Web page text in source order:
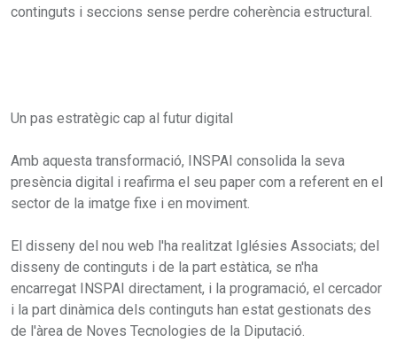
continguts i seccions sense perdre coherència estructural.
Un pas estratègic cap al futur digital
Amb aquesta transformació, INSPAI consolida la seva
presència digital i reafirma el seu paper com a referent en el
sector de la imatge fixe i en moviment.
El disseny del nou web l'ha realitzat Iglésies Associats; del
disseny de continguts i de la part estàtica, se n'ha
encarregat INSPAI directament, i la programació, el cercador
i la part dinàmica dels continguts han estat gestionats des
de l'àrea de Noves Tecnologies de la Diputació.